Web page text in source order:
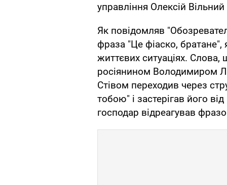
управління Олексій
Як повідомляв
фраза "Це фіаско, братане",
життєвих ситуаціях.
росіянином Володимиром
Стівом переходив через
тобою" і застерігав його
господар відреагував